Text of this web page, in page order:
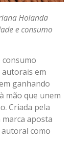
Holanda
e consumo
consumo
em
ganhando
mão que unem
Criada pela
aposta
como